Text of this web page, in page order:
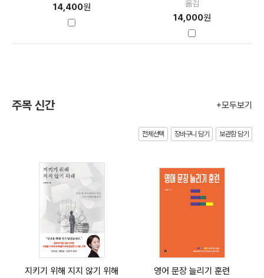
14,400원
옮김
14,000원
주목 신간 +모두보기
전체선택 장바구니 담기 보관함 담기
지키기 위해 지지 않기 위해 영어 문장 늘리기 훈련